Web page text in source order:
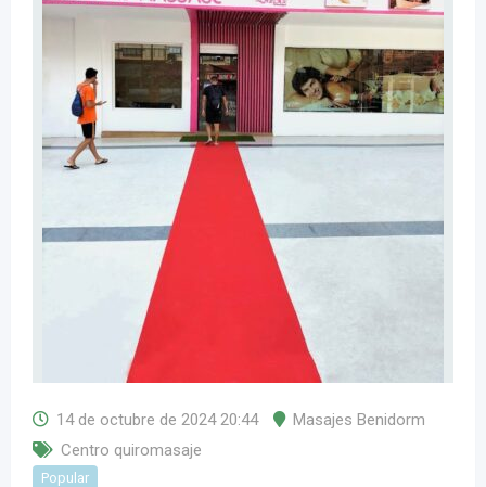
14 de octubre de 2024 20:44
Masajes Benidorm
Centro quiromasaje
Popular